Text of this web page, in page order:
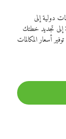
دولية إلى
إلى تجديد خطتك
أسعار المكالمات